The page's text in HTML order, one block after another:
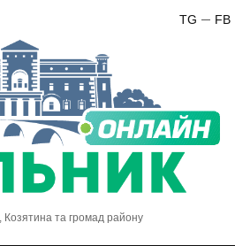
FB
TG
Козятина та громад району